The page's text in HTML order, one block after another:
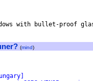
with bullet-proof
(mind)